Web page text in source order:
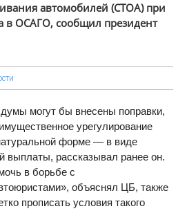
автомобилей (СТОА) при
в ОСАГО, сообщил президент
могут бы внесены поправки,
урегулирование
форме — в виде
выплаты, рассказывал ранее он.
в борьбе с
объяснял ЦБ, также
прописать условия такого